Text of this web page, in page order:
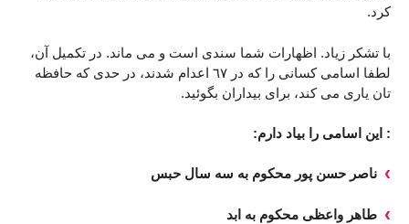
کرد.
با تشکر زیاد. اظهارات شما سندی است و می ماند. در تکمیل آن،
لطفا اسامی کسانی را که در ٦٧ اعدام شدند، در حدی که حافظه
تان یاری می کند، برای بیداران بگوئید.
: این اسامی را بیاد دارم:
ناصر حسن پور محکوم به سه سال حبس
طاهر واعظی محکوم به ابد